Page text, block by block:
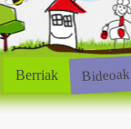
Berriak Bideoak